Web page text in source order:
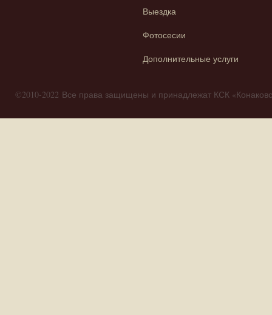
Выездка
Фотосесии
Дополнительные услуги
©2010-2022 Все права защищены и принадлежат КСК